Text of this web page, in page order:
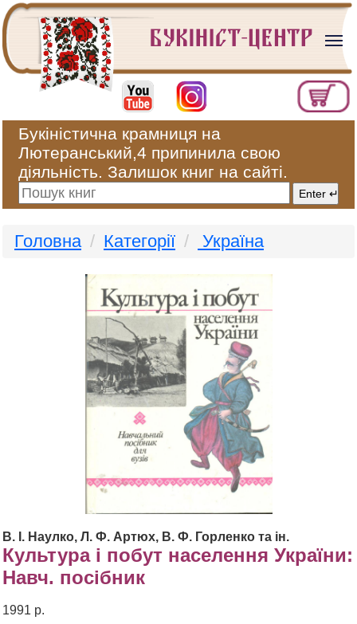
Букіністична крамниця на
Лютеранський,4 припинила свою
діяльність. Залишок книг на сайті.
Головна Категорії Україна
В. І. Наулко, Л. Ф. Артюх, В. Ф. Горленко та ін.
Культура і побут населення України:
Навч. посібник
1991 р.